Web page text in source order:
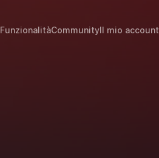
FunzionalitàCommunityIl mio account